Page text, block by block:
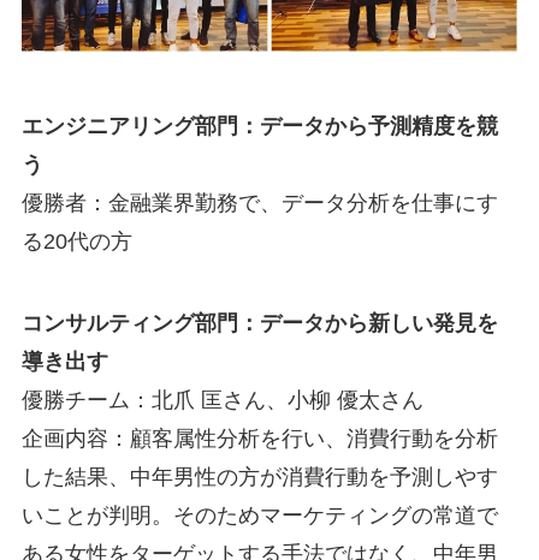
エンジニアリング部門：データから予測精度を競
う
優勝者：金融業界勤務で、データ分析を仕事にす
る20代の方
コンサルティング部門：データから新しい発見を
導き出す
優勝チーム：北爪 匡さん、小柳 優太さん
企画内容：顧客属性分析を行い、消費行動を分析
した結果、中年男性の方が消費行動を予測しやす
いことが判明。そのためマーケティングの常道で
ある女性をターゲットする手法ではなく、中年男